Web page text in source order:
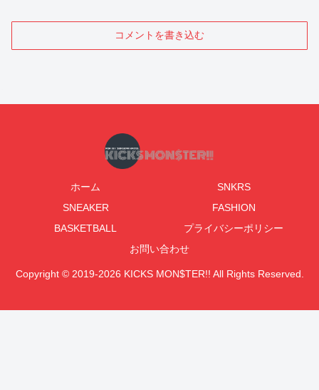
コメントを書き込む
ホーム
SNKRS
SNEAKER
FASHION
BASKETBALL
プライバシーポリシー
お問い合わせ
Copyright © 2019-2026 KICKS MON$TER!! All Rights Reserved.